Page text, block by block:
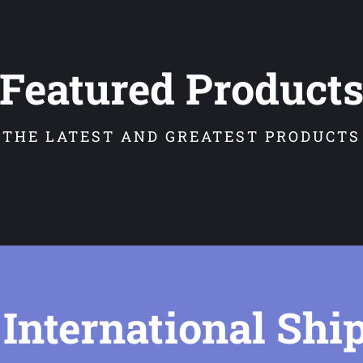
Featured Products
THE LATEST AND GREATEST PRODUCTS